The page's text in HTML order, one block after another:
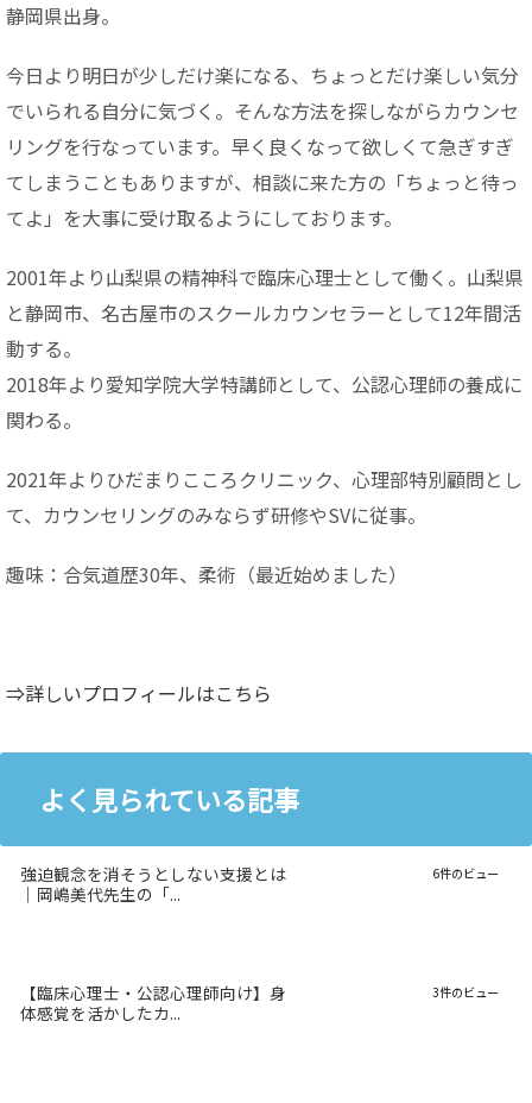
静岡県出身。
今日より明日が少しだけ楽になる、ちょっとだけ楽しい気分
でいられる自分に気づく。そんな方法を探しながらカウンセ
リングを行なっています。早く良くなって欲しくて急ぎすぎ
てしまうこともありますが、相談に来た方の「ちょっと待っ
てよ」を大事に受け取るようにしております。
2001年より山梨県の精神科で臨床心理士として働く。山梨県
と静岡市、名古屋市のスクールカウンセラーとして12年間活
動する。
2018年より愛知学院大学特講師として、公認心理師の養成に
関わる。
2021年よりひだまりこころクリニック、心理部特別顧問とし
て、カウンセリングのみならず研修やSVに従事。
趣味：合気道歴30年、柔術（最近始めました）
⇒詳しいプロフィールはこちら
よく見られている記事
強迫観念を消そうとしない支援とは
｜岡嶋美代先生の「...
6件のビュー
【臨床心理士・公認心理師向け】身
体感覚を活かしたカ...
3件のビュー